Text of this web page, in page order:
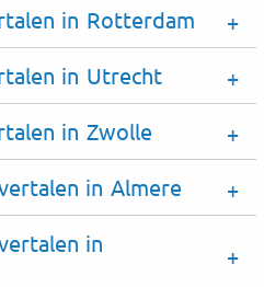
in Rotterdam
in Utrecht
in Zwolle
in Almere
in